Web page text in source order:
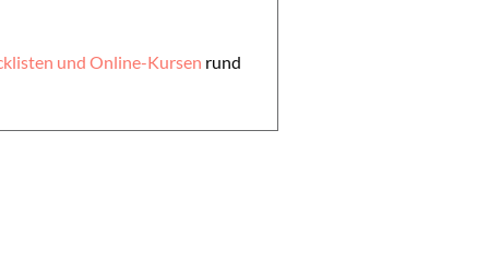
und Online-Kursen rund